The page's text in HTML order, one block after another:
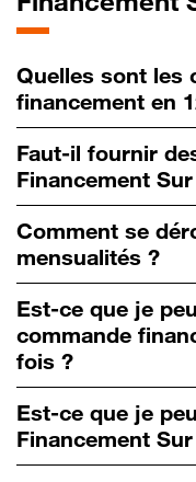
Quelles sont les
financement en
Faut-il fournir
Financement
Comment se
mensualités ?
Est-ce que je
commande
fois ?
Est-ce que je
Financement